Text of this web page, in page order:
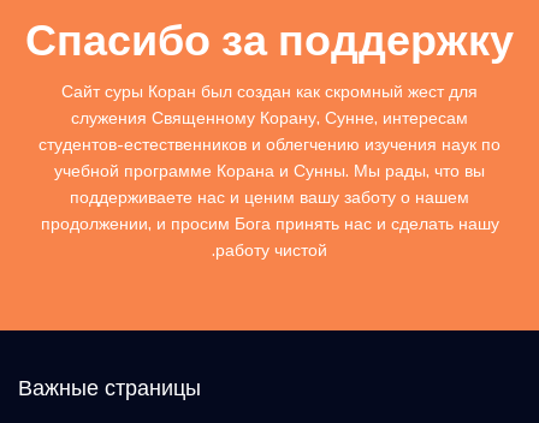
Спасибо за поддержку
Сайт суры Коран был создан как скромный жест для
служения Священному Корану, Сунне, интересам
студентов-естественников и облегчению изучения наук по
учебной программе Корана и Сунны. Мы рады, что вы
поддерживаете нас и ценим вашу заботу о нашем
продолжении, и просим Бога принять нас и сделать нашу
работу чистой.
Важные страницы